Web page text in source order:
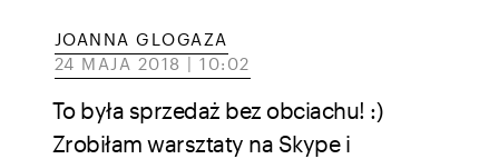
JOANNA GLOGAZA
24 MAJA 2018 | 10:02
To była sprzedaż bez obciachu! :)
Zrobiłam warsztaty na Skype i